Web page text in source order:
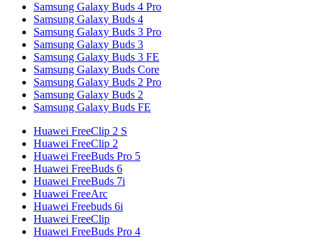
Samsung Galaxy Buds 4 Pro
Samsung Galaxy Buds 4
Samsung Galaxy Buds 3 Pro
Samsung Galaxy Buds 3
Samsung Galaxy Buds 3 FE
Samsung Galaxy Buds Core
Samsung Galaxy Buds 2 Pro
Samsung Galaxy Buds 2
Samsung Galaxy Buds FE
Huawei FreeClip 2 S
Huawei FreeClip 2
Huawei FreeBuds Pro 5
Huawei FreeBuds 6
Huawei FreeBuds 7i
Huawei FreeArc
Huawei Freebuds 6i
Huawei FreeClip
Huawei FreeBuds Pro 4